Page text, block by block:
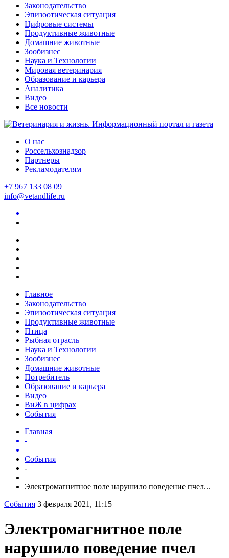
Законодательство
Эпизоотическая ситуация
Цифровые системы
Продуктивные животные
Домашние животные
Зообизнес
Наука и Технологии
Мировая ветеринария
Образование и карьера
Аналитика
Видео
Все новости
О нас
Россельхознадзор
Партнеры
Рекламодателям
+7 967 133 08 09
info@vetandlife.ru
Главное
Законодательство
Эпизоотическая ситуация
Продуктивные животные
Птица
Рыбная отрасль
Наука и Технологии
Зообизнес
Домашние животные
Потребитель
Образование и карьера
Видео
ВиЖ в цифрах
События
Главная
-
События
-
Электромагнитное поле нарушило поведение пчел...
События 3 февраля 2021, 11:15
Электромагнитное поле
нарушило поведение пчел